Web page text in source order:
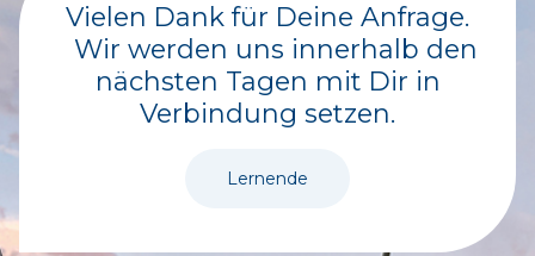
Vielen Dank für Deine Anfrage.
Wir werden uns innerhalb den
nächsten Tagen mit Dir in
Verbindung setzen.
Lernende